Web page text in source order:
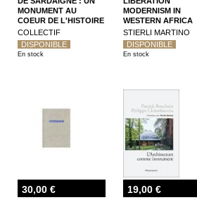
MONUMENT AU
COEUR DE L'HISTOIRE
DES MARALPINS
COLLECTIF
DISPONIBLE
En stock
MODERNISM IN
WESTERN AFRICA
STIERLI MARTINO
DISPONIBLE
En stock
30,00 € 19,00 €